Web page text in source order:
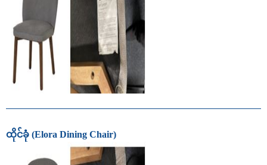
ထိုင်ခုံ (Elora Dining Chair)